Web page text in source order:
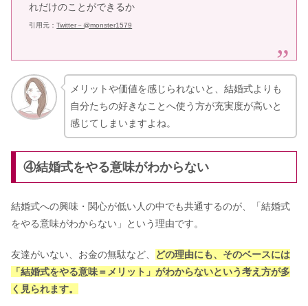
れだけのことができるか
引用元：Twitter－@monster1579
メリットや価値を感じられないと、結婚式よりも
自分たちの好きなことへ使う方が充実度が高いと
感じてしまいますよね。
④結婚式をやる意味がわからない
結婚式への興味・関心が低い人の中でも共通するのが、「結婚式
をやる意味がわからない」という理由です。
友達がいない、お金の無駄など、
どの理由にも、そのベースには
「結婚式をやる意味＝メリット」がわからないという考え方が多
く見られます。